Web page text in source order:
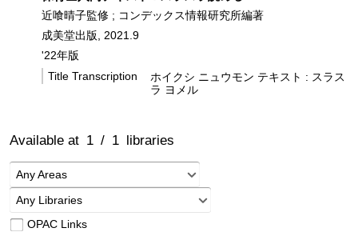
近喰晴子監修 ; コンデックス情報研究所編著
成美堂出版, 2021.9
'22年版
Title Transcription
ホイクシ ニュウモン テキスト : スラス
ラ ヨメル
Available at 1 / 1 libraries
Any Areas
Any Libraries
OPAC Links